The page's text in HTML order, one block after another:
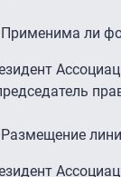
Применима ли
Размещение